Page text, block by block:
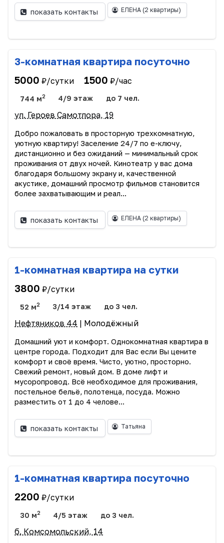
показать контакты ЕЛЕНА (2 квартиры)
3-комнатная квартира посуточно
5000 ₽/сутки 1500 ₽/час
744 м2 4/9 этаж до 7 чел.
ул. Героев Самотлора, 19
Добро пожаловать в просторную трехкомнатную,
уютную квартиру! Заселение 24/7 по е-ключу,
дистанционно и без ожиданий — минимальный срок
проживания от двух ночей. Кинотеатр у вас дома
благодаря большому экрану и, качественной
акустике, домашний просмотр фильмов становится
более захватывающим и реал...
показать контакты ЕЛЕНА (2 квартиры)
1-комнатная квартира на сутки
3800 ₽/сутки
52 м2 3/14 этаж до 3 чел.
Нефтяников 44 | Молодёжный
Домашний уют и комфорт. Однокомнатная квартира в
центре города. Подходит для Вас если Вы цените
комфорт и своё время. Чисто, уютно, просторно.
Свежий ремонт, новый дом. В доме лифт и
мусоропровод. Всё необходимое для проживания,
постельное бельё, полотенца, посуда. Можно
разместить от 1 до 4 челове...
показать контакты Татьяна
1-комнатная квартира посуточно
2200 ₽/сутки
30 м2 4/5 этаж до 3 чел.
б. Комсомольский, 14